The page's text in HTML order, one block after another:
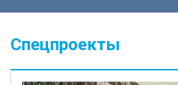
Спецпроекты